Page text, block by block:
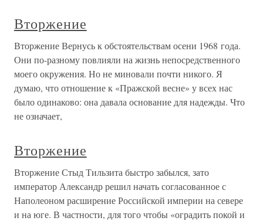
Вторжение
Вторжение Вернусь к обстоятельствам осени 1968 года.
Они по-разному повлияли на жизнь непосредственного
моего окружения. Но не миновали почти никого. Я
думаю, что отношение к «Пражской весне» у всех нас
было одинаково: она давала основание для надежды. Что
не означает,
Вторжение
Вторжение Стыд Тильзита быстро забылся, зато
император Александр решил начать согласованное с
Наполеоном расширение Российской империи на севере
и на юге. В частности, для того чтобы «оградить покой и